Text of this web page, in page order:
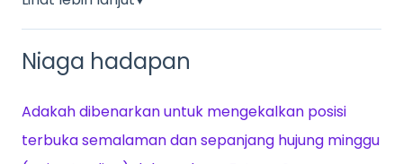
Niaga hadapan
Adakah dibenarkan untuk mengekalkan posisi
terbuka semalaman dan sepanjang hujung minggu